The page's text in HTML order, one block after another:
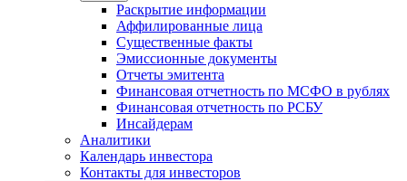
Раскрытие информации
Аффилированные лица
Существенные факты
Эмиссионные документы
Отчеты эмитента
Финансовая отчетность по МСФО в рублях
Финансовая отчетность по РСБУ
Инсайдерам
Аналитики
Календарь инвестора
Контакты для инвесторов